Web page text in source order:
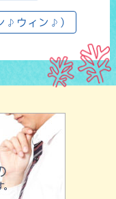
♪ウィン♪）